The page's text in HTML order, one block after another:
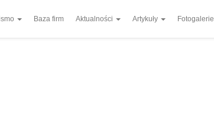
Baza firm Aktualności Artykuły Fotogalerie